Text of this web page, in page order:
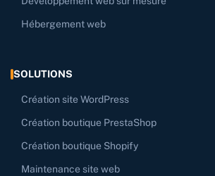
Hébergement web
SOLUTIONS
Création site WordPress
Création boutique PrestaShop
Création boutique Shopify
Maintenance site web